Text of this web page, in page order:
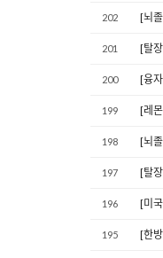
202 [뇌
201 [탈
200 [융
199 [레
198 [뇌
197 [탈
196 [미
195 [한